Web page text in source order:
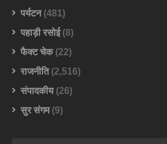
पर्यटन(481)
पहाड़ी रसोई(8)
फैक्ट चेक(22)
राजनीति(2,516)
संपादकीय(26)
सुर संगम(9)